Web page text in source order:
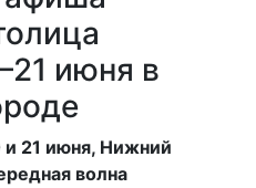
июня в
21 июня, Нижний
волна